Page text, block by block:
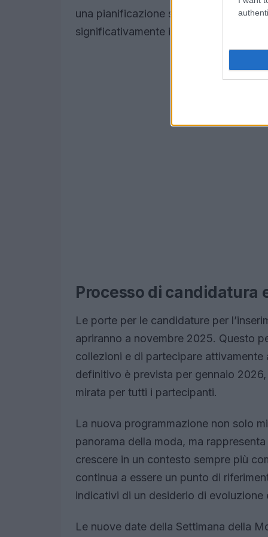
una pianificazione strategica è
significativamente il successo di un
Processo di candidatura
Le porte per le candidature per
apriranno a novembre 2025. Questo
collezioni e di partecipare attivamente
definitivo è prevista per gennaio
mirata per tutti i partecipanti.
La nuova programmazione non solo
panorama della moda, ma
crescere in un contesto sempre più
continua a essere un punto di
indicativi di un desiderio di evoluzione
Le nuove date della Settimana della